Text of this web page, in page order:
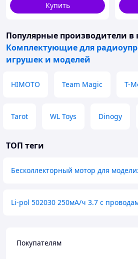
Купить
Популярные производители в
Комплектующие для
игрушек и моделей
HIMOTO Team Magic T-
Tarot WL Toys Dinogy
ТОП теги
Бесколлекторный мотор для
Li-pol 502030 250мА/ч 3.7 с
Покупателям